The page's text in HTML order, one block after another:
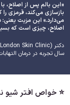
بازسازی می‌کند، قرمزی
می‌دارد.» این مزیت یعنی:
اصلاح، چیزی است که
سال تجربه در درمان
⭐ خواص افتر شیو